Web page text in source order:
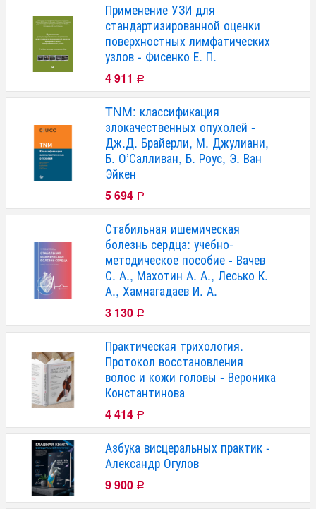
Применение УЗИ для
стандартизированной оценки
поверхностных лимфатических
узлов - Фисенко Е. П.
4 911 Р
TNM: классификация
злокачественных опухолей -
Дж.Д. Брайерли, М. Джулиани,
Б. О’Салливан, Б. Роус, Э. Ван
Эйкен
5 694 Р
Стабильная ишемическая
болезнь сердца: учебно-
методическое пособие - Вачев
С. А., Махотин А. А., Лесько К.
А., Хамнагадаев И. А.
3 130 Р
Практическая трихология.
Протокол восстановления
волос и кожи головы - Вероника
Константинова
4 414 Р
Азбука висцеральных практик -
Александр Огулов
9 900 Р